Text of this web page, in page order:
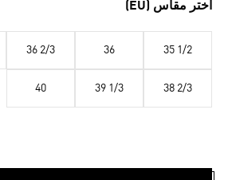
اختر مقاس (EU)
35 1/2
36
36 2/3
38 2/3
39 1/3
40